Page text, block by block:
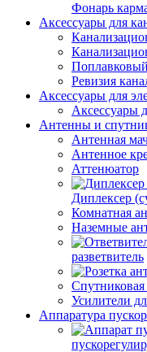
Фонарь
Аксессуары для
Ревизия
Аксессуары для
Аксессуары
Антенны и
Антенная
Антенное
Аттенюатор
Диплексер
Комнатная
Наземные
разветвитель
Спутниковая
Усилители
Аппаратура